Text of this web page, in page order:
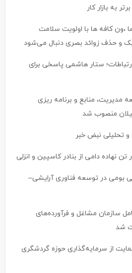
،ون کافه ها با اولویت سلامت
و حذف زوائد بصری دنبال می‌شود
ارتباطات؛ ستار هاشمی پاسخی برای
منابع و برنامه ریزی
منصوب شد
و تحلیلی نبض خبر
در توسعه فناوری آرایشی–
سازمان مشاغل و فرآورده‌های
شد
از سرمایه‌گذاری حوزه گردشگری